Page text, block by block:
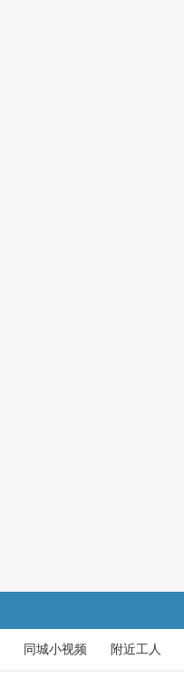
同城小视频 附近工人